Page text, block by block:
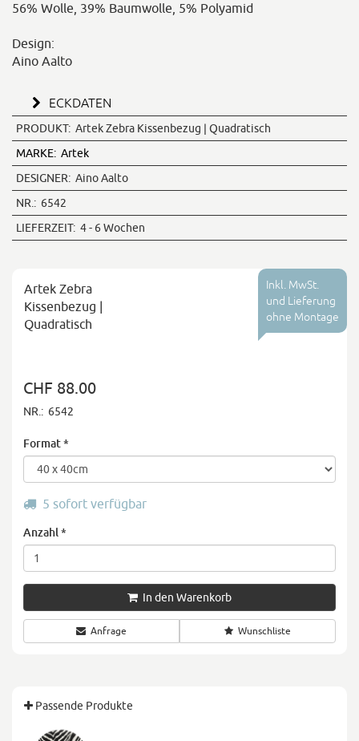
56% Wolle, 39% Baumwolle, 5% Polyamid
Design:
Aino Aalto
ECKDATEN
PRODUKT: Artek Zebra Kissenbezug | Quadratisch
MARKE: Artek
DESIGNER: Aino Aalto
NR.: 6542
LIEFERZEIT: 4 - 6 Wochen
Inkl. MwSt.
und Lieferung
ohne Montage
Artek Zebra
Kissenbezug |
Quadratisch
CHF 88.00
NR.: 6542
Format*
5 sofort verfügbar
Anzahl *
In den Warenkorb
Anfrage Wunschliste
Passende Produkte